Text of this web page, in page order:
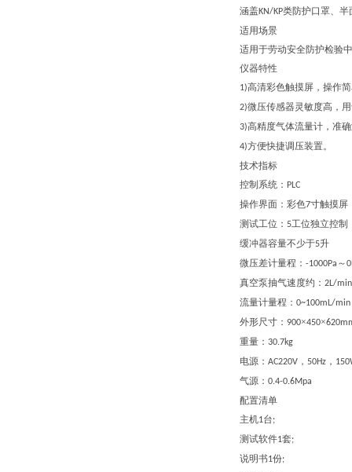
涵盖KN/KP类防护口罩、半
适用场景
适用于劳动安全防护检验
仪器特性
1)高清彩色触摸屏，操作
2)微压传感器灵敏度高，
3)高精度气体流量计，准
4)方便快捷调压装置。
技术指标
控制系统： PLC
操作界面：彩色7寸触摸屏
测试工位： 5工位独立控制
缓冲器容量不少于5升
微压差计量程 ： -1000Pa ～
真空泵抽气速度约 ： 2L/min
流量计量程 ： 0~100mL/min
外形尺寸 ： 900×450×
重量 ： 30.7kg
电源 ： AC220V ， 50Hz ，
气源 ： 0.4-0.6Mpa
配置清单
主机1台;
测试软件1套;
说明书1份;